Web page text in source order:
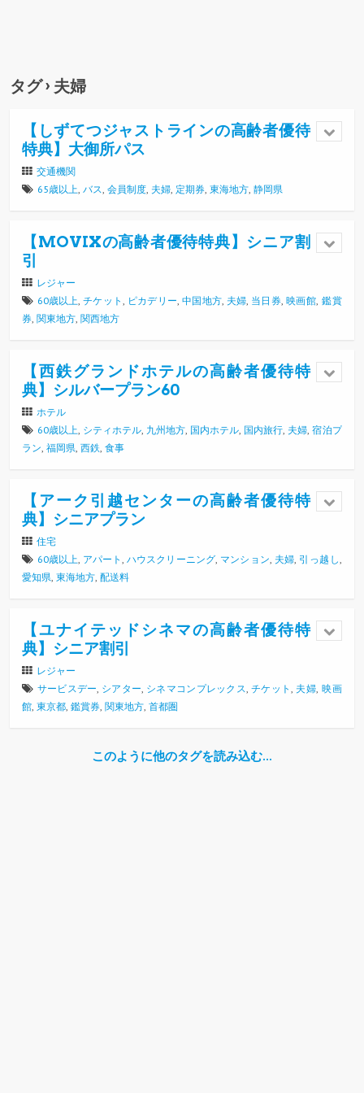
タグ › 夫婦
【しずてつジャストラインの高齢者優待
特典】大御所パス
交通機関
65歳以上, バス, 会員制度, 夫婦, 定期券, 東海地方, 静岡県
【MOVIXの高齢者優待特典】シニア割
引
レジャー
60歳以上, チケット , ピカデリー, 中国地方, 夫婦, 当日券, 映画館, 鑑賞
券, 関東地方, 関西地方
【西鉄グランドホテルの高齢者優待特
典】シルバープラン60
ホテル
60歳以上, シティホテル, 九州地方, 国内ホテル, 国内旅行, 夫婦, 宿泊プ
ラン, 福岡県, 西鉄, 食事
【アーク引越センターの高齢者優待特
典】シニアプラン
住宅
60歳以上, アパート , ハウスクリーニング, マンション, 夫婦, 引っ越し,
愛知県, 東海地方, 配送料
【ユナイテッドシネマの高齢者優待特
典】シニア割引
レジャー
サービスデー, シアター, シネマコンプレックス, チケット , 夫婦, 映画
館, 東京都, 鑑賞券, 関東地方, 首都圏
このように他のタグを読み込む…